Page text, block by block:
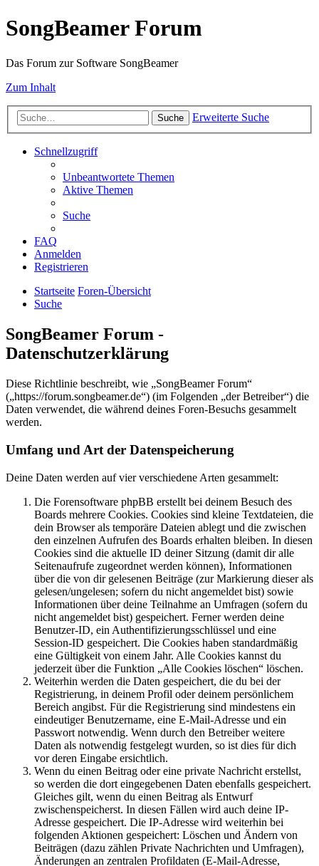
SongBeamer Forum
Das Forum zur Software SongBeamer
Zum Inhalt
Suche Erweiterte Suche
Schnellzugriff
Unbeantwortete Themen
Aktive Themen
Suche
FAQ
Anmelden
Registrieren
Startseite Foren-Übersicht
Suche
SongBeamer Forum -
Datenschutzerklärung
Diese Richtlinie beschreibt, wie „SongBeamer Forum“
(„https://forum.songbeamer.de“) (im Folgenden „der Betreiber“) die
Daten verwendet, die während deines Foren-Besuchs gesammelt
werden.
Umfang und Art der Datenspeicherung
Deine Daten werden auf vier verschiedene Arten gesammelt:
Die Forensoftware phpBB erstellt bei deinem Besuch des
Boards mehrere Cookies. Cookies sind kleine Textdateien, die
dein Browser als temporäre Dateien ablegt und die zwischen
den einzelnen Aufrufen des Boards erhalten bleiben. In diesen
Cookies sind die aktuelle ID deiner Sitzung (damit dir alle
Seitenaufrufe zugeordnet werden können), Informationen
über die von dir gelesenen Beiträge (zur Markierung dieser als
gelesen/ungelesen; sofern du nicht angemeldet bist) sowie
Informationen über deine Teilnahme an Umfragen (sofern du
nicht angemeldet bist) gespeichert. Ferner werden deine
Benutzer-ID, ein Authentifizierungsschlüssel und eine
Session-ID gespeichert. Die Cookies haben standardmäßig
eine Gültigkeit von einem Jahr. Alle Cookies kannst du
jederzeit über die Funktion „Alle Cookies löschen“ löschen.
Weiterhin werden die Daten gespeichert, die du bei der
Registrierung, in deinem Profil oder deinem persönlichem
Bereich angibst. Für die Registrierung sind mindestens ein
eindeutiger Benutzername, eine E-Mail-Adresse und ein
Passwort notwendig. Wenn durch den Betreiber weitere
Daten als notwendig festgelegt wurden, so ist dies für dich
vor deren Eingabe ersichtlich.
Wenn du einen Beitrag oder eine private Nachricht erstellst,
so werden die dort eingegebenen Daten ebenfalls gespeichert.
Gleiches gilt, wenn du einen Beitrag als Entwurf
zwischenspeicherst. In diesen Fällen wird auch deine IP-
Adresse gespeichert. Die IP-Adresse wird weiterhin bei
folgenden Aktionen gespeichert: Löschen und Ändern von
Beiträgen (dazu zählen Private Nachrichten und Umfragen),
Änderungen an zentralen Profildaten (E-Mail-Adresse,